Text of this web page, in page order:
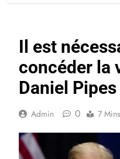
Il est
concéder la
Daniel Pipes
Admin 0 7 Mins